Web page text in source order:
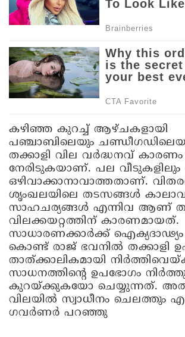
കഴിഞ്ഞ കുറച്ച് ആഴ്ചകളായി
പഞ്ചാബിലെയും
തക്കാളി വില വര്‍ദ്ധനവ് കാരണം
നേരിടുകയാണ്. പല വീടുകളിലും
ഒഴിവാക്കാനാവാത്തതാണ്.
ശൃംഖലയിലെ തടസങ്ങള്‍
സാഹചര്യങ്ങള്‍ എന്നിവ ആണ്
വിലക്കയറ്റത്തിന് കാരണമായത്.
സാധാരണക്കാര്‍ക്ക് ഐക്യദാഢ്യം
കൊണ്ട് രാജ് ഭവനില്‍ തക്കാളി
താത്ക്കാലികമായി
സാധനത്തിന്റെ ഉപഭോഗം
കുറയ്ക്കുകയോ ചെയ്യുന്നത്.
വിലയില്‍ സ്വാധീനം ചെലത്തും
ഗവര്‍ണര്‍ പറഞ്ഞു